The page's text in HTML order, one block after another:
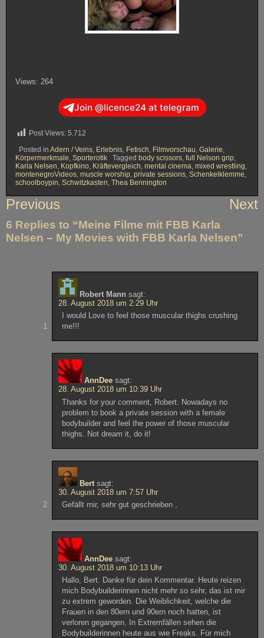
Views: 264
Join @licence24 at telegram
Post Views: 5.712
Posted in Adern / Veins, Erlebnis, Fetisch, Filmvorschau, Galerie,
Körpermerkmale, Sporterotik Tagged body scissors, full Nelson grip,
Karla Nelsen, Kopfkino, Kräftevergleich, mental cinema, mixed wrestling,
montenegroVideos, muscle worship, private sessions, Schenkelklemme,
schoolboypin, Schwitzkasten, Thea Bennington
Beitragsnavigation
Previous Next
6 Replies to “Meine Filme mit FBB Karla
Nelsen – My Movies with FBB Karla Nelsen”
Robert Mann sagt:
28. August 2018 um 2:29 Uhr
I would Love to feel those muscular thighs crushing
me!!!
AnnDee sagt:
28. August 2018 um 10:39 Uhr
Thanks for your comment, Robert. Nowadays no
problem to book a private session with a female
bodybuilder and feel the power of those muscular
thighs. Not dream it, do it!
Bert sagt:
30. August 2018 um 7:57 Uhr
Gefällt mir, sehr gut geschrieben ,
AnnDee sagt:
30. August 2018 um 10:13 Uhr
Hallo, Bert. Danke für dein Kommentar. Heute reizen
mich Bodybuilderinnen nicht mehr so sehr, das ist mir
zu extrem geworden. Die Weiblichkeit, welche die
Frauen in den 80ern und 90ern noch hatten, ist
verloren gegangen. In Extremfällen sehen die
Bodybuilderinnen heute aus wie Freaks. Für mich